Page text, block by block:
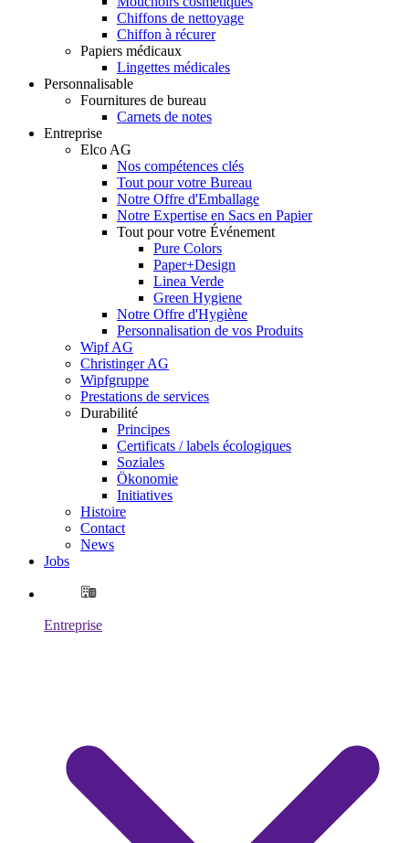
Chiffons de nettoyage
Chiffon à récurer
Papiers médicaux
Lingettes médicales
Personnalisable
Fournitures de bureau
Carnets de notes
Entreprise
Elco AG
Nos compétences clés
Tout pour votre Bureau
Notre Offre d'Emballage
Notre Expertise en Sacs en Papier
Tout pour votre Événement
Pure Colors
Paper+Design
Linea Verde
Green Hygiene
Notre Offre d'Hygiène
Personnalisation de vos Produits
Wipf AG
Christinger AG
Wipfgruppe
Prestations de services
Durabilité
Principes
Certificats / labels écologiques
Soziales
Ökonomie
Initiatives
Histoire
Contact
News
Jobs
Entreprise